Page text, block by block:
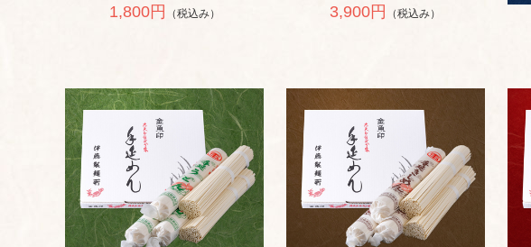
1,800円 （税込み） 3,900円 （税込み）